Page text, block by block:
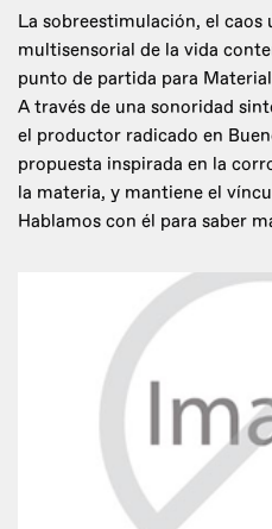
La sobreestimulación, el
multisensorial de la vida
punto de partida para
A través de una sonoridad
el productor radicado en
propuesta inspirada en la
la materia, y mantiene el
Hablamos con él para saber